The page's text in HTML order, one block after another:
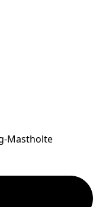
Mastholte